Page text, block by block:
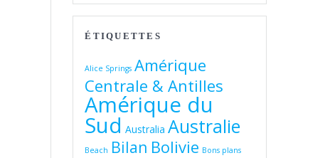
ÉTIQUETTES
Alice Springs Amérique
Centrale & Antilles
Amérique du
Sud Australia Australie
Beach Bilan Bolivie Bons plans